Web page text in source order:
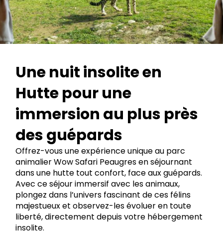
Une nuit insolite en
Hutte pour une
immersion au plus près
des guépards
Offrez-vous une expérience unique au parc
animalier Wow Safari Peaugres en séjournant
dans une hutte tout confort, face aux guépards.
Avec ce séjour immersif avec les animaux,
plongez dans l’univers fascinant de ces félins
majestueux et observez-les évoluer en toute
liberté, directement depuis votre hébergement
insolite.